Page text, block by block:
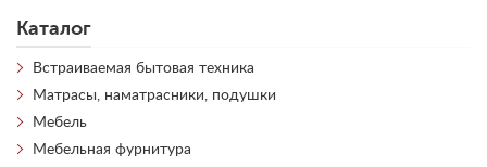
Каталог
Встраиваемая бытовая техника
Матрасы, наматрасники, подушки
Мебель
Мебельная фурнитура